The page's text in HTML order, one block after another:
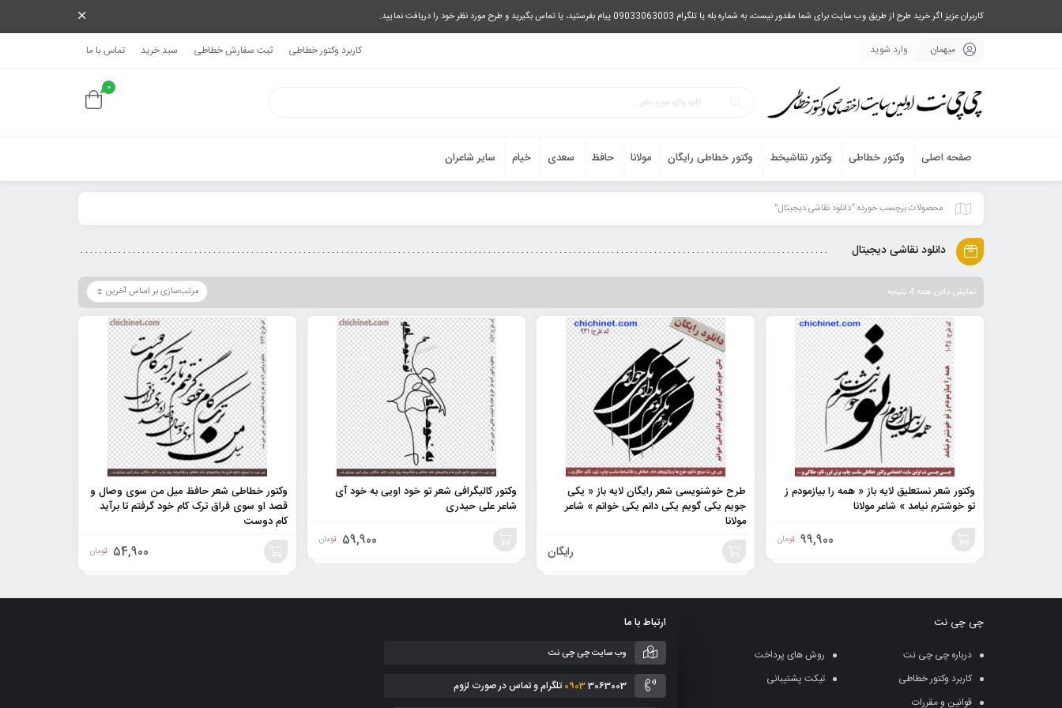
کاربران عزیز اگر خرید طرح از طریق وب سایت برای شما مقدور نیست، به شماره بله یا تلگرام 09033063003 پیام بفرستید، یا تماس بگیرید و طرح مورد نظر خود را دریافت نمایید.
میهمان وارد شوید کاربرد وکتور خطاطی ثبت سفارش خطاطی سبد خرید تماس با ما
0
صفحه اصلی وکتور خطاطی وکتور نقاشیخط وکتور خطاطی رایگان مولانا حافظ سعدی خیام سایر شاعران
محصولات برچسب خورده “دانلود نقاشی دیجیتال”
دانلود نقاشی دیجیتال
نمایش دادن همه 4 نتیجه
وکتور شعر نستعلیق لایه باز « همه را بیازمودم ز
تو خوشترم نیامد » شاعر مولانا
99,900 تومان
به
سبد
طرح خوشنویسی شعر رایگان لایه باز « یکی
جویم یکی گویم یکی دانم یکی خوانم » شاعر
مولانا
رایگان
وکتور کالیگرافی شعر تو خود اویی به خود آی
شاعر علی حیدری
59,900 تومان
به
وکتور خطاطی شعر حافظ میل من سوی وصال و
قصد او سوی فراق ترک کام خود گرفتم تا برآید
کام دوست
54,900 تومان
چی چی نت
درباره چی چی نت
روش های پرداخت
کاربرد وکتور خطاطی
تیکت پشتیبانی
قوانین و مقررات
ارتباط با ما
وب سایت چی چی نت
09033063003 تلگرام و تماس در صورت لزوم